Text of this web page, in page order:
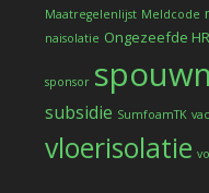
Maatregelenlijst Meldcode
naisolatie Ongezeefde
sponsor
subsidie SumfoamTK
vloerisolatie